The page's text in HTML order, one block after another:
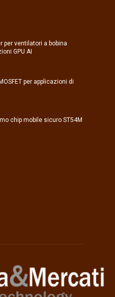
per ventilatori a bobina
GPU AI
per applicazioni di
chip mobile sicuro ST54M